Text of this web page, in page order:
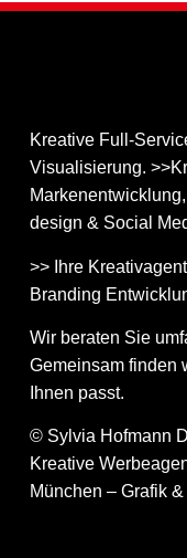
Kreative Full-
Visualisierung.
design & Social
>> Ihre
Branding
Wir beraten Sie
Gemeinsam finden
Ihnen passt.
© Sylvia Hofmann
Kreative
München – Grafik